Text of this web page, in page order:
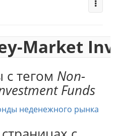
Market
с тегом Non-
Funds
неденежного рынка